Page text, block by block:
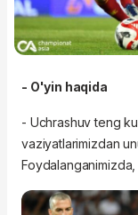
- O'yin haqida
- Uchrashuv teng
vaziyatlarimizdan